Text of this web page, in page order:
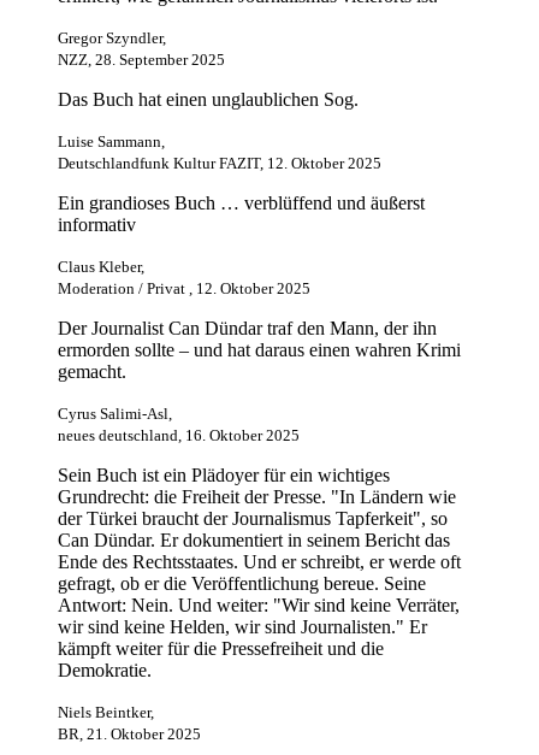
Gregor Szyndler,
NZZ, 28. September 2025
Das Buch hat einen unglaublichen Sog.
Luise Sammann,
Deutschlandfunk Kultur FAZIT, 12. Oktober 2025
Ein grandioses Buch … verblüffend und äußerst
informativ
Claus Kleber,
Moderation / Privat , 12. Oktober 2025
Der Journalist Can Dündar traf den Mann, der ihn
ermorden sollte – und hat daraus einen wahren Krimi
gemacht.
Cyrus Salimi-Asl,
neues deutschland, 16. Oktober 2025
Sein Buch ist ein Plädoyer für ein wichtiges
Grundrecht: die Freiheit der Presse. "In Ländern wie
der Türkei braucht der Journalismus Tapferkeit", so
Can Dündar. Er dokumentiert in seinem Bericht das
Ende des Rechtsstaates. Und er schreibt, er werde oft
gefragt, ob er die Veröffentlichung bereue. Seine
Antwort: Nein. Und weiter: "Wir sind keine Verräter,
wir sind keine Helden, wir sind Journalisten." Er
kämpft weiter für die Pressefreiheit und die
Demokratie.
Niels Beintker,
BR, 21. Oktober 2025